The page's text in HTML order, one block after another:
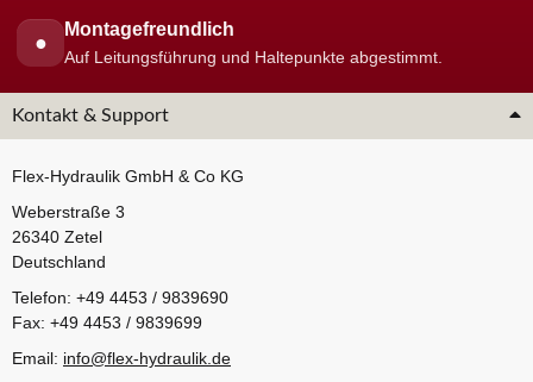
●
Montagefreundlich
Auf Leitungsführung und Haltepunkte abgestimmt.
Kontakt & Support
Flex-Hydraulik GmbH & Co KG
Weberstraße 3
26340 Zetel
Deutschland
Telefon: +49 4453 / 9839690
Fax: +49 4453 / 9839699
Email: info@flex-hydraulik.de